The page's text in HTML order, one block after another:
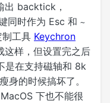
出 backtick，
同时作为 Esc 和 ~
工具 Keychron
这样，但设置完之后
是在支持磁轴和 8k
身的时候搞坏了。
下也不能很